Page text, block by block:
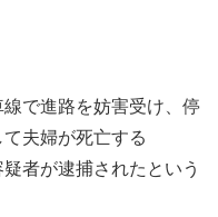
で進路を妨害受け、停
夫婦が死亡する
者が逮捕されたという